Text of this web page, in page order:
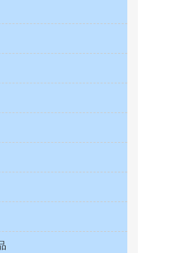
ォン／モバイル周辺機器
用品
モニター
セサリー
グ／収納用品
辺機器
ード
ンタ／複合機
ド
ック（差替式）
ダー
用ファイル
クス
ァイル
用品
コーヒー
ーカー・備品
ク
ーター
コーヒー
ティ飲料
ィスク
用品
ド
ダー
駄箱
ト